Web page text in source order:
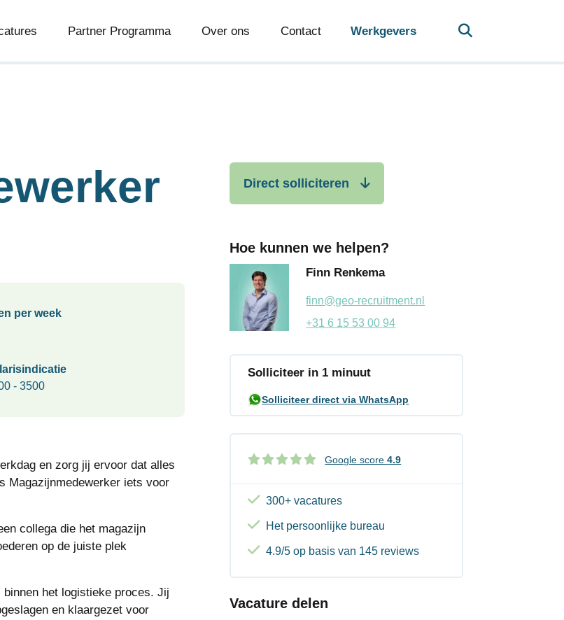
Partner Programma Over ons Contact Werkgevers
per week
- 3500
en zorg jij ervoor dat alles
Magazijnmedewerker iets voor
collega die het magazijn
op de juiste plek
het logistieke proces. Jij
en klaargezet voor
Direct solliciteren
Hoe kunnen we helpen?
Finn Renkema
finn@geo-recruitment.nl
+31 6 15 53 00 94
Solliciteer in 1 minuut
Solliciteer direct via WhatsApp
Google score4.9
300+ vacatures
Het persoonlijke bureau
4.9/5 op basis van 145 reviews
Vacature delen